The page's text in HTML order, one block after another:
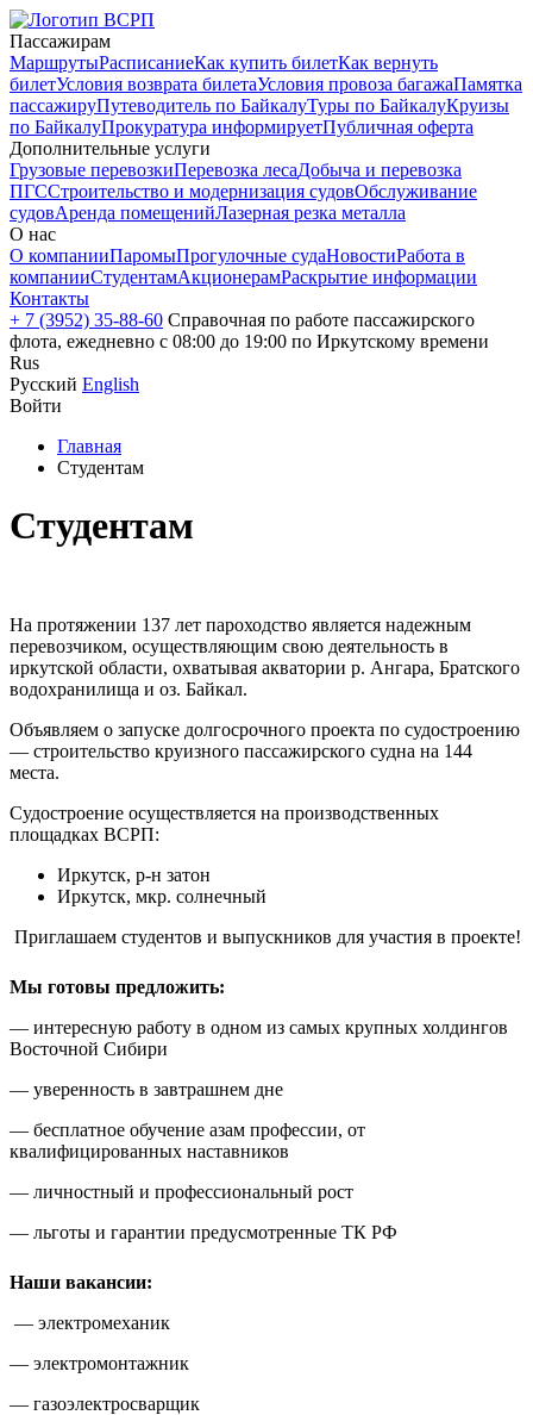
Пассажирам
МаршрутыРасписаниеКак купить билетКак вернуть
билетУсловия возврата билетаУсловия провоза багажаПамятка
пассажируПутеводитель по БайкалуТуры по БайкалуКруизы
по БайкалуПрокуратура информируетПубличная оферта
Дополнительные услуги
Грузовые перевозкиПеревозка лесаДобыча и перевозка
ПГССтроительство и модернизация судовОбслуживание
судовАренда помещенийЛазерная резка металла
О нас
О компанииПаромыПрогулочные судаНовостиРабота в
компанииСтудентамАкционерамРаскрытие информации
Контакты
+ 7 (3952) 35-88-60 Справочная по работе пассажирского
флота, ежедневно с 08:00 до 19:00 по Иркутскому времени
Rus
Русский English
Войти
Главная
Студентам
Студентам
На протяжении 137 лет пароходство является надежным
перевозчиком, осуществляющим свою деятельность в
иркутской области, охватывая акватории р. Ангара, Братского
водохранилища и оз. Байкал.
Объявляем о запуске долгосрочного проекта по судостроению
— строительство круизного пассажирского судна на 144
места.
Судостроение осуществляется на производственных
площадках ВСРП:
Иркутск, р-н затон
Иркутск, мкр. солнечный
Приглашаем студентов и выпускников для участия в проекте!
Мы готовы предложить:
— интересную работу в одном из самых крупных холдингов
Восточной Сибири
— уверенность в завтрашнем дне
— бесплатное обучение азам профессии, от
квалифицированных наставников
— личностный и профессиональный рост
— льготы и гарантии предусмотренные ТК РФ
Наши вакансии:
— электромеханик
— электромонтажник
— газоэлектросварщик